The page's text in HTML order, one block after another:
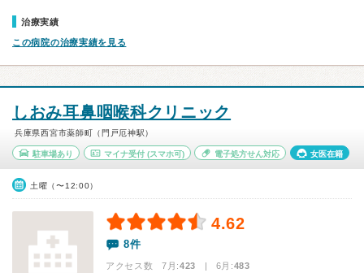
治療実績
この病院の治療実績を見る
しおみ耳鼻咽喉科クリニック
兵庫県西宮市薬師町（門戸厄神駅）
駐車場あり マイナ受付(スマホ可) 電子処方せん対応 女医在籍
土曜（〜12:00）
4.62
8件
アクセス数 7月:423 | 6月:483